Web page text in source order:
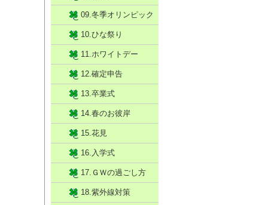
09.冬季オリンピック
10.ひな祭り
11.ホワイトデー
12.確定申告
13.卒業式
14.春のお彼岸
15.花見
16.入学式
17.ＧＷの過ごし方
18.紫外線対策